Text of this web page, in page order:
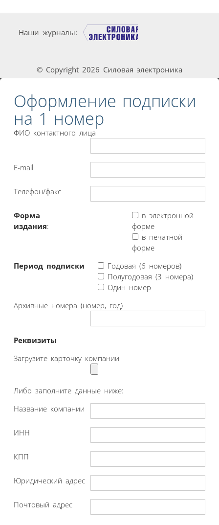
Наши журналы:
© Copyright 2026 Силовая электроника
Оформление подписки
на 1 номер
ФИО контактного лица
E-mail
Телефон/факс
Форма
издания:
в электронной
форме
в печатной
форме
Период подписки
Годовая (6 номеров)
Полугодовая (3 номера)
Один номер
Архивные номера (номер, год)
Реквизиты
Загрузите карточку компании
Либо заполните данные ниже:
Название компании
ИНН
КПП
Юридический адрес
Почтовый адрес